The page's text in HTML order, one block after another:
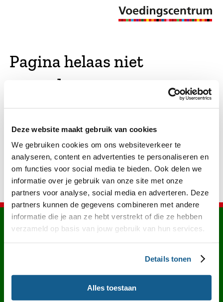
Deze website maakt gebruik van cookies
We gebruiken cookies om ons websiteverkeer te
analyseren, content en advertenties te personaliseren en
om functies voor social media te bieden. Ook delen we
informatie over je gebruik van onze site met onze
partners voor analyse, social media en adverteren. Deze
partners kunnen de gegevens combineren met andere
informatie die je aan ze hebt verstrekt of die ze hebben
verzameld op basis van jouw gebruik van hun services.
Details tonen
Alles toestaan
Pagina helaas niet
gevonden
hebben gekeken of er vergelijkbare pagina's
bestaan. Als dat zo is, dan zie je die hier.
Contact English Privacy
Cookies
Toegankelijkheid
Desktop site